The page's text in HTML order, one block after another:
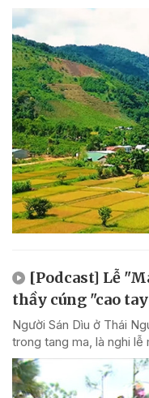
[Podcast] Lễ
thầy cúng "cao
Người Sán Dìu ở Thái
trong tang ma, là nghi